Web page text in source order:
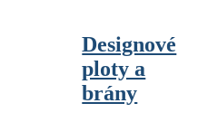
Designové
ploty a
brány